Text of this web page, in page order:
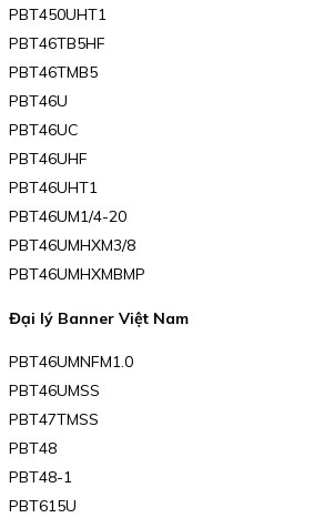
PBT450UHT1
PBT46TB5HF
PBT46TMB5
PBT46U
PBT46UC
PBT46UHF
PBT46UHT1
PBT46UM1/4-20
PBT46UMHXM3/8
PBT46UMHXMBMP
Đại lý Banner Việt Nam
PBT46UMNFM1.0
PBT46UMSS
PBT47TMSS
PBT48
PBT48-1
PBT615U